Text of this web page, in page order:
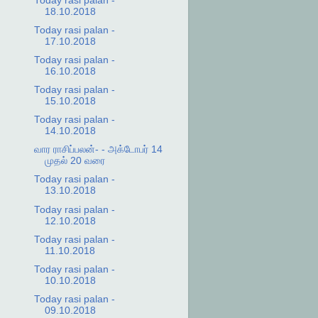
18.10.2018
Today rasi palan -
17.10.2018
Today rasi palan -
16.10.2018
Today rasi palan -
15.10.2018
Today rasi palan -
14.10.2018
வார ராசிப்பலன்- - அக்டோபர் 14
முதல் 20 வரை
Today rasi palan -
13.10.2018
Today rasi palan -
12.10.2018
Today rasi palan -
11.10.2018
Today rasi palan -
10.10.2018
Today rasi palan -
09.10.2018